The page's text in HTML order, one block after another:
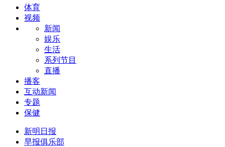
体育
视频
新闻
娱乐
生活
系列节目
直播
播客
互动新闻
专题
保健
新明日报
早报俱乐部